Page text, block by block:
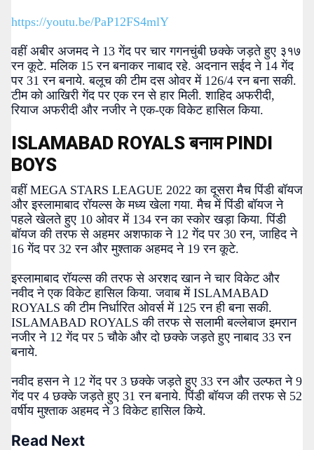
https://youtu.be/PaP12FS4mlY
वहीं अबीर अजमद ने 13 गेंद पर चार गगनचुंबी छक्के जड़ते हुए ३१७
रन कूटे. मलिक 15 रन बनाकर नाबाद रहे. अदनान सईद ने 14 गेंद
पर 31 रन बनाये. बलूच की टीम दस ओवर में 126/4 रन बना सकी.
टीम को आखिरी गेंद पर एक रन से हार मिली. शाहिद अफरीदी,
रियाज अफरीदी और नजीर ने एक-एक विकेट हासिल किया.
ISLAMABAD ROYALS बनाम PINDI
BOYS
वहीं MEGA STARS LEAGUE 2022 का दूसरा मैच पिंडी बॉयज
और इस्लामाबाद रॉयल्स के मध्य खेला गया. मैच में पिंडी बॉयज ने
पहले खेलते हुए 10 ओवर में 134 रन का स्कोर खड़ा किया. पिंडी
बॉयज की तरफ से अहमर अशफाक ने 12 गेंद पर 30 रन, जाहिद ने
16 गेंद पर 32 रन और मुश्ताक अहमद ने 19 रन कूटे.
इस्लामाबाद रॉयल्स की तरफ से अरशद खान ने चार विकेट और
नवीद ने एक विकेट हासिल किया. जवाब में ISLAMABAD
ROYALS की टीम निर्धारित ओवर्स में 125 रन ही बना सकी.
ISLAMABAD ROYALS की तरफ से सलामी बल्लेबाज इमरान
नजीर ने 12 गेंद पर 5 चौके और दो छक्के जड़ते हुए नाबाद 33 रन
बनाये.
नवीद हसन ने 12 गेंद पर 3 छक्के जड़ते हुए 33 रन और उल्फत ने 9
गेंद पर 4 छक्के जड़ते हुए 31 रन बनाये. पिंडी बॉयज की तरफ से 52
वर्षीय मुश्ताक अहमद ने 3 विकेट हासिल किये.
Read Next